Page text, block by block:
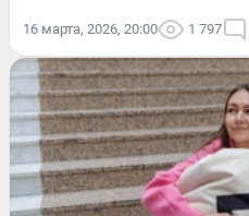
16 марта, 2026, 20:00 1 797